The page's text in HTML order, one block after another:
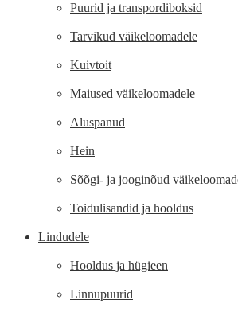
Puurid ja transpordiboksid
Tarvikud väikeloomadele
Kuivtoit
Maiused väikeloomadele
Aluspanud
Hein
Sõõgi- ja jooginõud
Toidulisandid ja hooldus
Lindudele
Hooldus ja hügieen
Linnupuurid